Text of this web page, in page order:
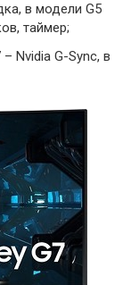
в модели G5
таймер;
Nvidia G-Sync, в